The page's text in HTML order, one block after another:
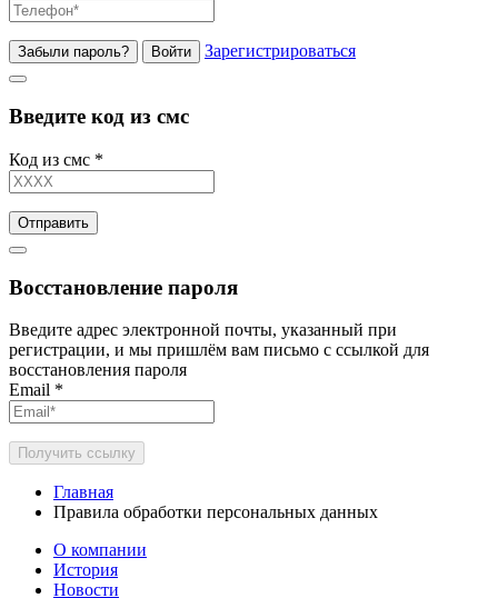
Забыли пароль? Войти Зарегистрироваться
Введите код из смс
Код из смс *
Отправить
Восстановление пароля
Введите адрес электронной почты, указанный при
регистрации, и мы пришлём вам письмо с ссылкой для
восстановления пароля
Email *
Получить ссылку
Главная
Правила обработки персональных данных
О компании
История
Новости